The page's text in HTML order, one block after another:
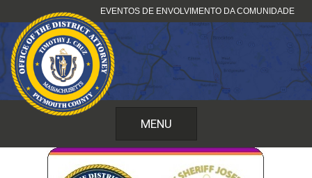
para
o
conteúdo
EVENTOS DE ENVOLVIMENTO DA COMUNIDADE
MENU